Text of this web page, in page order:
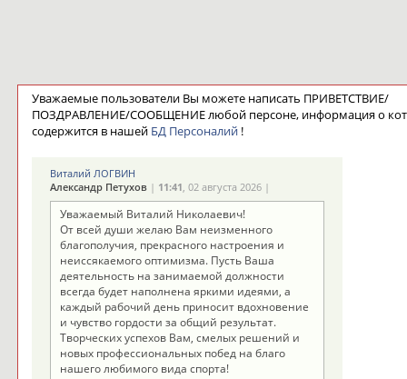
Уважаемые пользователи Вы можете написать ПРИВЕТСТВИЕ/
ПОЗДРАВЛЕНИЕ/СООБЩЕНИЕ любой персоне, информация о
содержится в нашей БД Персоналий!
Виталий ЛОГВИН
Александр Петухов| 11:41, 02 августа 2026 |
Уважаемый Виталий Николаевич!
От всей души желаю Вам неизменного
благополучия, прекрасного настроения и
неиссякаемого оптимизма. Пусть Ваша
деятельность на занимаемой должности
всегда будет наполнена яркими идеями, а
каждый рабочий день приносит вдохновение
и чувство гордости за общий результат.
Творческих успехов Вам, смелых решений и
новых профессиональных побед на благо
нашего любимого вида спорта!